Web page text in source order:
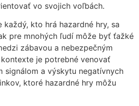
vo svojich voľbách.
každý, kto hrá hazardné hry, sa
pre mnohých ľudí môže byť ťažké
zábavou a nebezpečným
je potrebné venovať
signálom a výskytu negatívnych
ktoré hazardné hry môžu